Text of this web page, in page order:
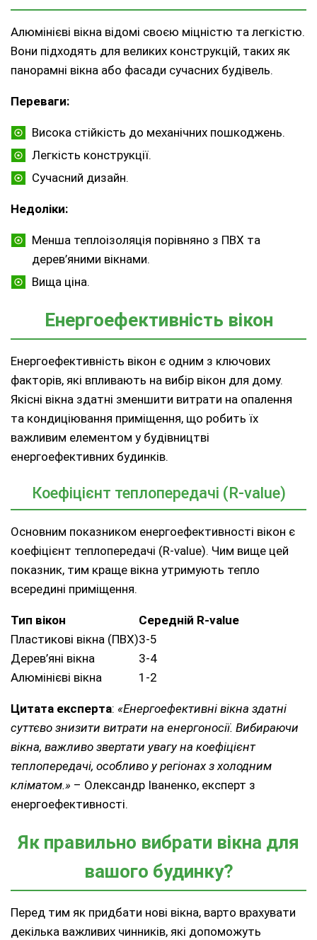
Алюмінієві вікна відомі своєю міцністю та легкістю.
Вони підходять для великих конструкцій, таких як
панорамні вікна або фасади сучасних будівель.
Переваги:
Висока стійкість до механічних пошкоджень.
Легкість конструкції.
Сучасний дизайн.
Недоліки:
Менша теплоізоляція порівняно з ПВХ та
дерев’яними вікнами.
Вища ціна.
Енергоефективність вікон
Енергоефективність вікон є одним з ключових
факторів, які впливають на вибір вікон для дому.
Якісні вікна здатні зменшити витрати на опалення
та кондиціювання приміщення, що робить їх
важливим елементом у будівництві
енергоефективних будинків.
Коефіцієнт теплопередачі (R-value)
Основним показником енергоефективності вікон є
коефіцієнт теплопередачі (R-value). Чим вище цей
показник, тим краще вікна утримують тепло
всередині приміщення.
Тип вікон
Середній R-value
Пластикові вікна (ПВХ)3-5
Дерев’яні вікна
3-4
Алюмінієві вікна
1-2
Цитата експерта: «Енергоефективні вікна здатні
суттєво знизити витрати на енергоносії. Вибираючи
вікна, важливо звертати увагу на коефіцієнт
теплопередачі, особливо у регіонах з холодним
кліматом.» – Олександр Іваненко, експерт з
енергоефективності.
Як правильно вибрати вікна для
вашого будинку?
Перед тим як придбати нові вікна, варто врахувати
декілька важливих чинників, які допоможуть